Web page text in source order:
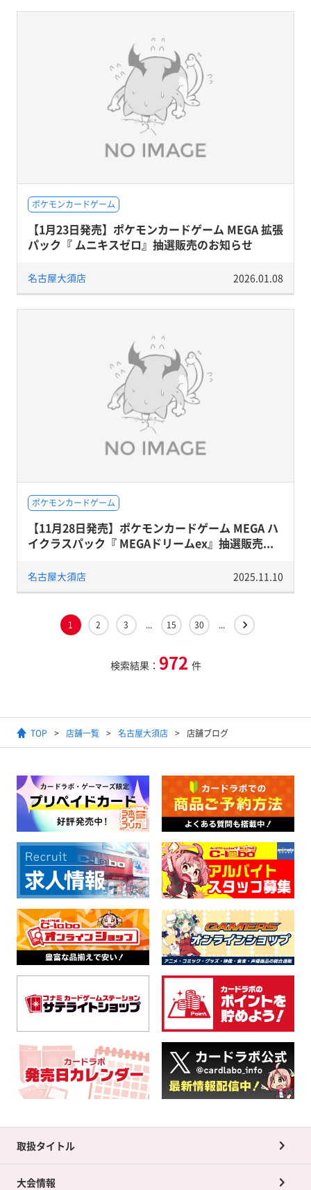
ポケモンカードゲーム
【1月23日発売】ポケモンカードゲーム MEGA 拡張
パック『 ムニキスゼロ』抽選販売のお知らせ
名古屋大須店 2026.01.08
ポケモンカードゲーム
【11月28日発売】ポケモンカードゲーム MEGA ハ
イクラスパック『 MEGAドリームex』抽選販売...
名古屋大須店 2025.11.10
1 2 3 ... 15 30 ...
検索結果： 972 件
TOP 店舗一覧 名古屋大須店 店舗ブログ
取扱タイトル
大会情報